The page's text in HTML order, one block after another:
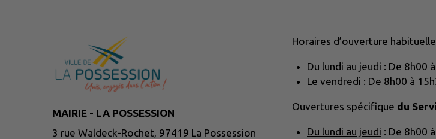
MAIRIE - LA POSSESSION
3 rue Waldeck-Rochet, 97419 La Possession
Horaires d’ouverture
Du lundi au jeudi : De 8h00
Le vendredi : De 8h00 à
Ouvertures spécifique du
Du lundi au jeudi : De 8h00